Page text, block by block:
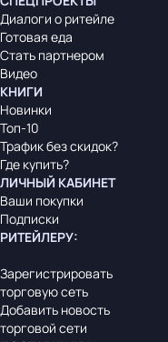
Диалоги о ритейле
Готовая еда
Стать партнером
Видео
КНИГИ
Новинки
Топ-10
Трафик без скидок?
Где купить?
ЛИЧНЫЙ КАБИНЕТ
Ваши покупки
Подписки
РИТЕЙЛЕРУ:
Зарегистрировать
торговую сеть
Добавить новость
торговой сети